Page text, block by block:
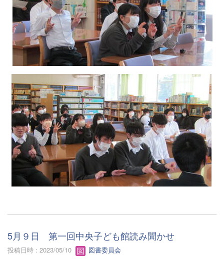
5月９日 第一回中央子ども館読み聞かせ
投稿日時 : 2023/05/10 図書委員会